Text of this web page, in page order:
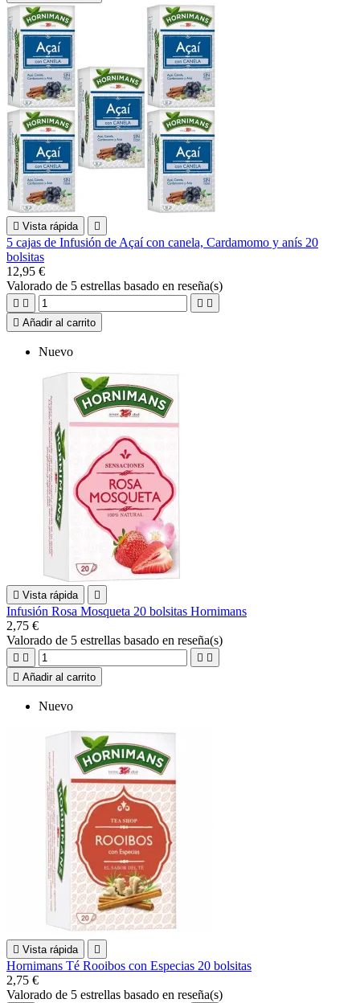
 Vista rápida 
5 cajas de Infusión de Açaí con canela, Cardamomo y anís 20
bolsitas
12,95 €
Valorado de 5 estrellas basado en reseña(s)
   
 Añadir al carrito
Nuevo
 Vista rápida 
Infusión Rosa Mosqueta 20 bolsitas Hornimans
2,75 €
Valorado de 5 estrellas basado en reseña(s)
   
 Añadir al carrito
Nuevo
 Vista rápida 
Hornimans Té Rooibos con Especias 20 bolsitas
2,75 €
Valorado de 5 estrellas basado en reseña(s)